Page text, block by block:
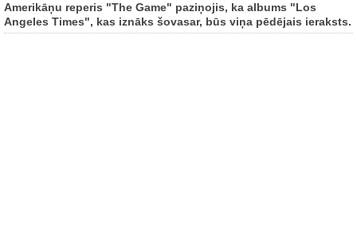
Amerikāņu reperis "The Game" paziņojis, ka albums "Los
Angeles Times", kas iznāks šovasar, būs viņa pēdējais ieraksts.